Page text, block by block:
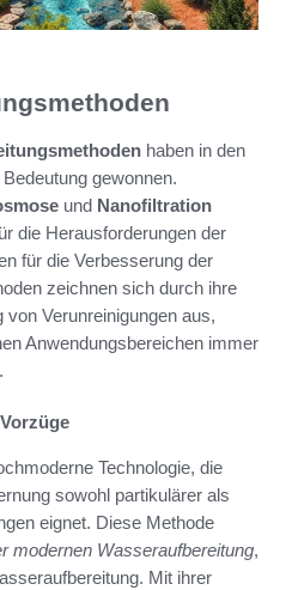
haben in den
gewonnen.
und Nanofiltration
die Herausforderungen der
für die Verbesserung der
zeichnen sich durch ihre
Verunreinigungen aus,
Anwendungsbereichen immer
Technologie, die
sowohl partikulärer als
eignet. Diese Methode
modernen Wasseraufbereitung,
Mit ihrer